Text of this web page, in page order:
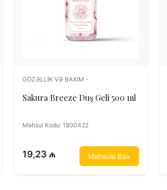
GÖZƏLLIK VƏ BAXIM -
Sakura Breeze Duş Geli 500 ml
Məhsul Kodu: 1800422
19,23 ₼ Məhsula Bax